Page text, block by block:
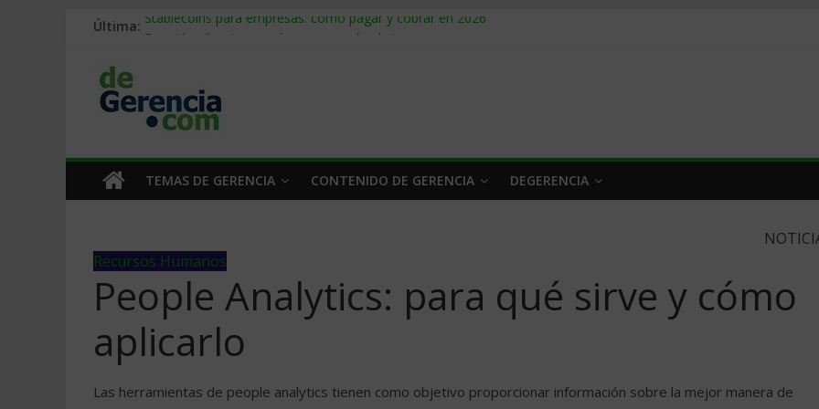
Última: Stablecoins para empresas: cómo pagar y cobrar en 2026
Trabajo forzoso en la cadena de suministro: qué hacer
Mercado hispano de EE. UU.: cómo segmentarlo y venderle
TEMAS DE GERENCIA CONTENIDO DE GERENCIA DEGERENCIA
Recursos Humanos
People Analytics: para qué sirve y cómo
aplicarlo
Las herramientas de people analytics tienen como objetivo proporcionar información sobre la mejor manera de